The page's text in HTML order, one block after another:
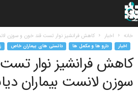
خانه اخبار کاهش فرانشیز نوار تست قند خون و سوزن
اخبار دارو ها و مکمل ها دانستی های بیماران خاص
کاهش فرانشیز نوار
سوزن لانست بیماران